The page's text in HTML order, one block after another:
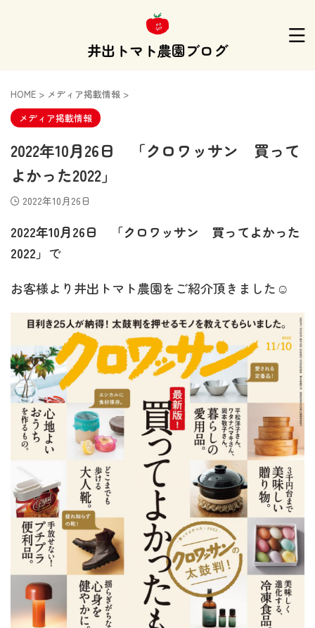
井出トマト農園ブログ
HOME > メディア掲載情報 >
メディア掲載情報
2022年10月26日 「クロワッサン 買って
よかった2022」
2022年10月26日
2022年10月26日 「クロワッサン 買ってよかった
2022」 で
お客様より井出トマト農園をご紹介頂きました☺️